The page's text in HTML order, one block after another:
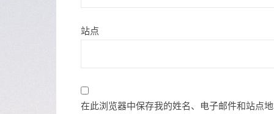
站点
在此浏览器中保存我的姓名、电子邮件和站点